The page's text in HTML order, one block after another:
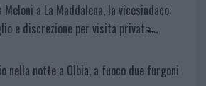
Meloni a La Maddalena, la vicesindaco:
e discrezione per visita privata̶…
nella notte a Olbia, a fuoco due furgoni